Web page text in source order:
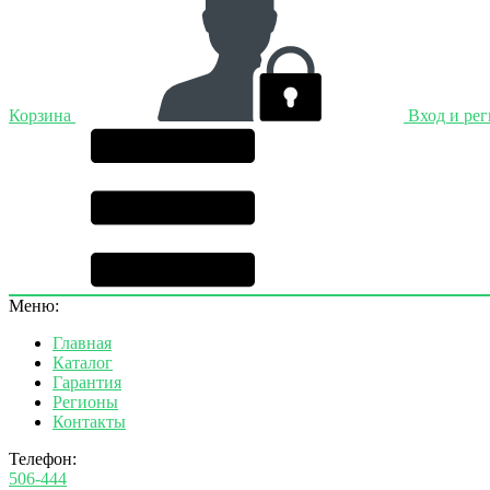
Корзина Вход и
Меню:
Главная
Каталог
Гарантия
Регионы
Контакты
Телефон:
506-444